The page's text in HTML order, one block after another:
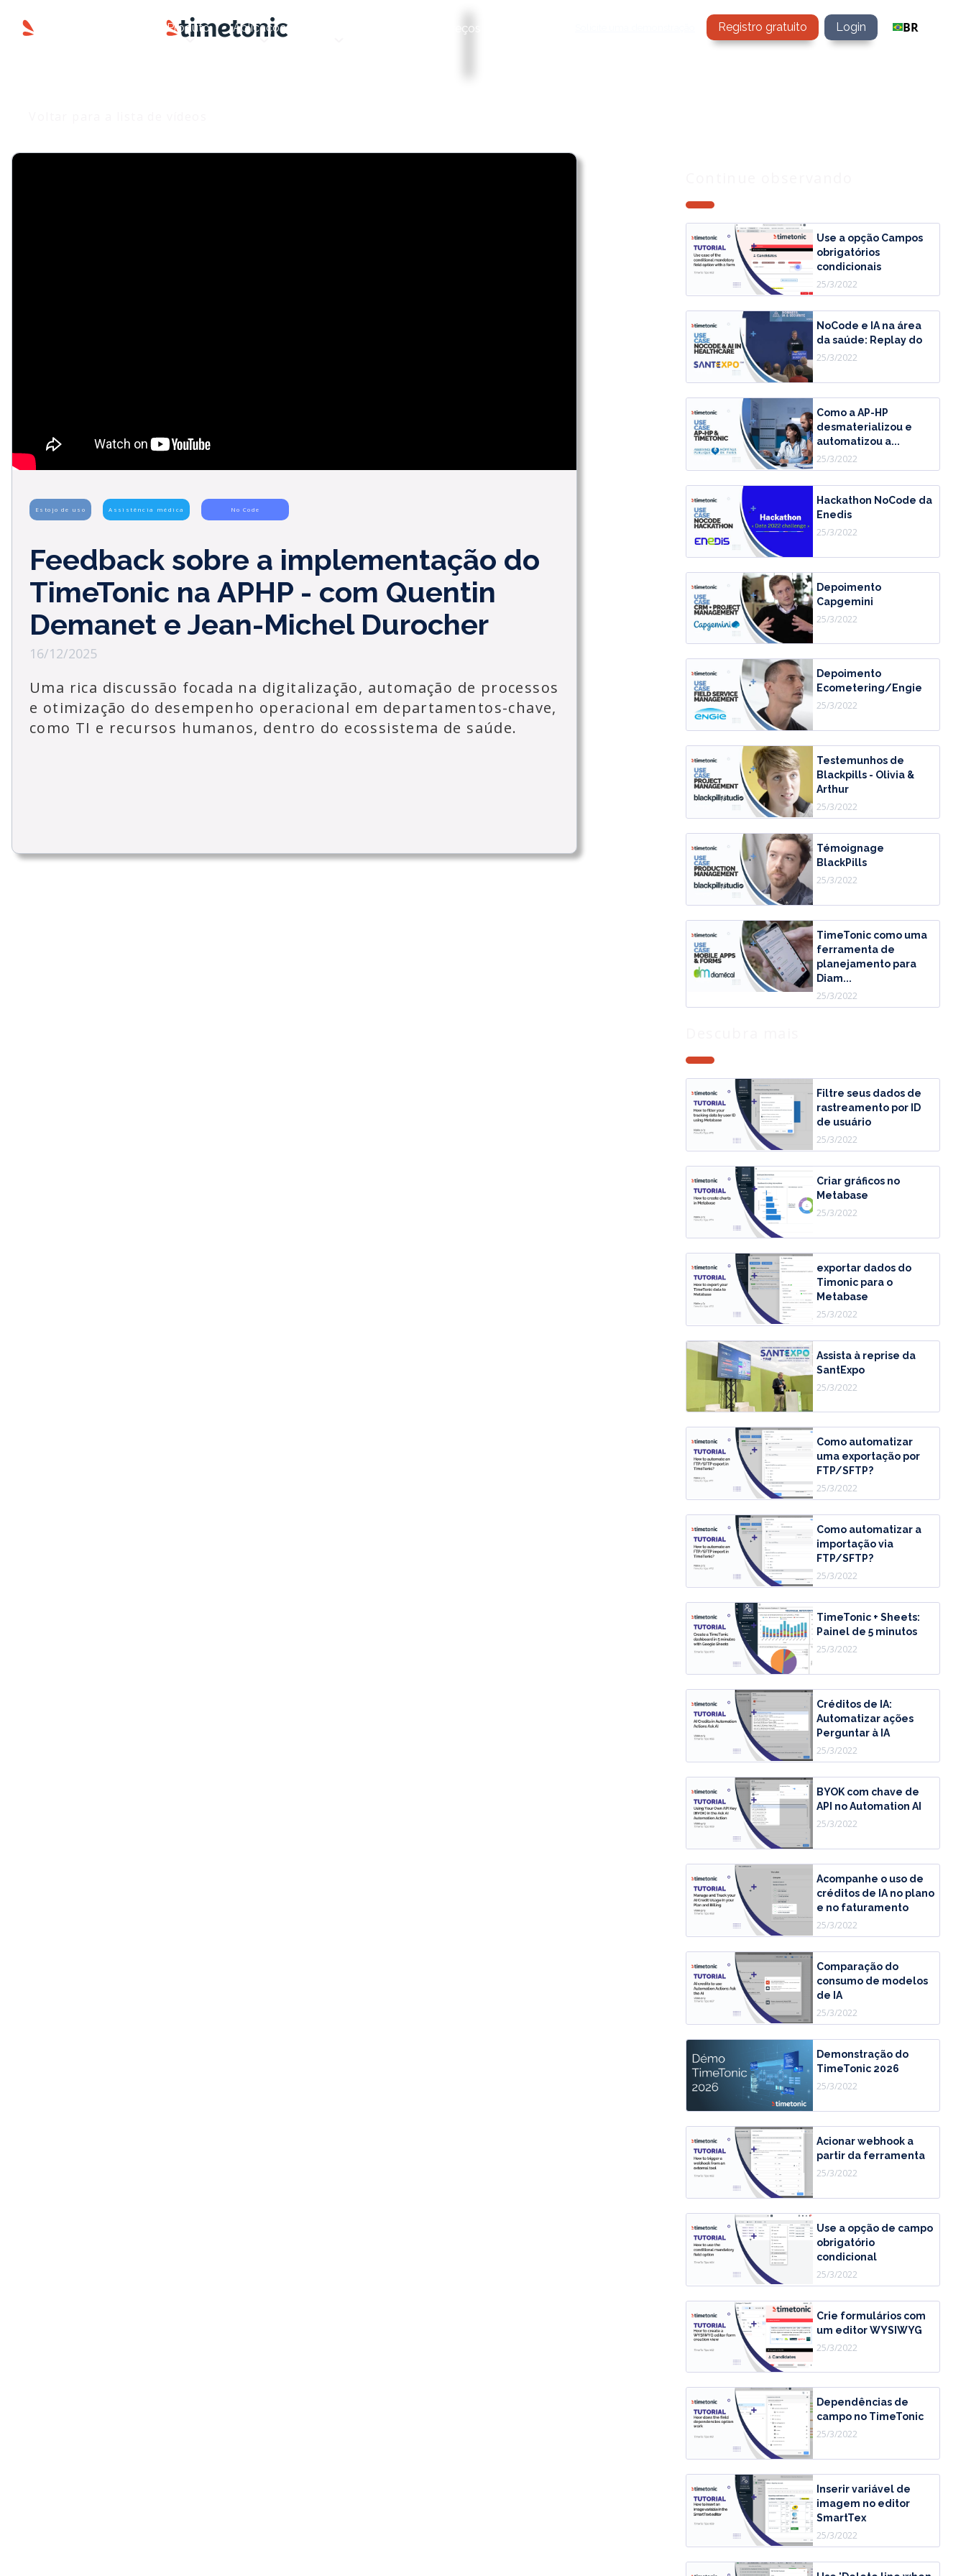
Registro gratuito Login BR
Produto Aplicações Fixação de preços
Estojo de uso Assistência médica No Code
Feedback sobre a implementação do
TimeTonic na APHP - com Quentin
Demanet e Jean-Michel Durocher
16/12/2025
Uma rica discussão focada na digitalização, automação de processos
e otimização do desempenho operacional em departamentos-chave,
como TI e recursos humanos, dentro do ecossistema de saúde.
Use a opção Campos
obrigatórios
condicionais
25/3/2022
NoCode e IA na área
da saúde: Replay do
25/3/2022
Como a AP-HP
desmaterializou e
automatizou a...
25/3/2022
Hackathon NoCode da
Enedis
25/3/2022
Depoimento
Capgemini
25/3/2022
Depoimento
Ecometering/Engie
25/3/2022
Testemunhos de
Blackpills - Olivia &
Arthur
25/3/2022
Témoignage
BlackPills
25/3/2022
TimeTonic como uma
ferramenta de
planejamento para
Diam...
25/3/2022
Filtre seus dados de
rastreamento por ID
de usuário
25/3/2022
Criar gráficos no
Metabase
25/3/2022
exportar dados do
Timonic para o
Metabase
25/3/2022
Assista à reprise da
SantExpo
25/3/2022
Como automatizar
uma exportação por
FTP/SFTP?
25/3/2022
Como automatizar a
importação via
FTP/SFTP?
25/3/2022
TimeTonic + Sheets:
Painel de 5 minutos
25/3/2022
Créditos de IA:
Automatizar ações
Perguntar à IA
25/3/2022
BYOK com chave de
API no Automation AI
25/3/2022
Acompanhe o uso de
créditos de IA no plano
e no faturamento
25/3/2022
Comparação do
consumo de modelos
de IA
25/3/2022
Demonstração do
TimeTonic 2026
25/3/2022
Acionar webhook a
partir da ferramenta
25/3/2022
Use a opção de campo
obrigatório
condicional
25/3/2022
Crie formulários com
um editor WYSIWYG
25/3/2022
Dependências de
campo no TimeTonic
25/3/2022
Inserir variável de
imagem no editor
SmartTex
25/3/2022